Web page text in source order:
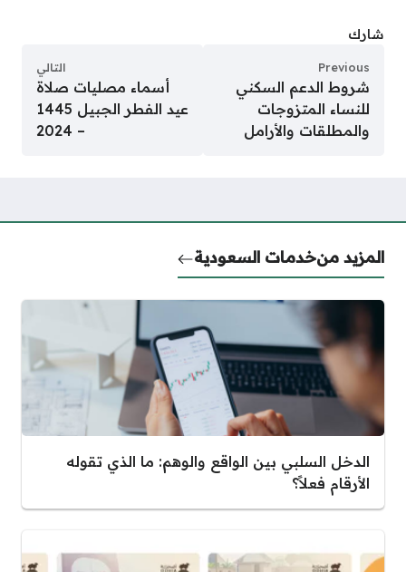
شارك
Previous
شروط الدعم السكني
للنساء المتزوجات
والمطلقات والأرامل
التالي
أسماء مصليات صلاة
عيد الفطر الجبيل 1445
– 2024
المزيد منخدمات السعودية
الدخل السلبي بين الواقع والوهم: ما الذي تقوله
الأرقام فعلاً؟